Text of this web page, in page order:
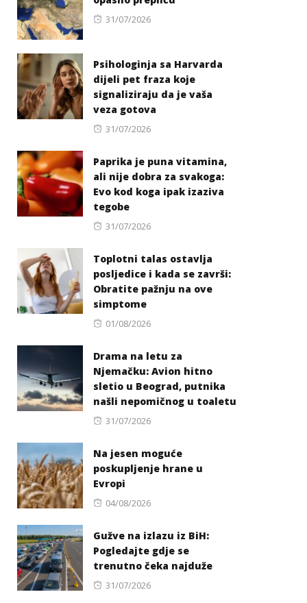
Posted
31/07/2026
Psihologinja sa Harvarda
dijeli pet fraza koje
signaliziraju da je vaša
veza gotova
Posted
31/07/2026
Paprika je puna vitamina,
ali nije dobra za svakoga:
Evo kod koga ipak izaziva
tegobe
Posted
31/07/2026
Toplotni talas ostavlja
posljedice i kada se završi:
Obratite pažnju na ove
simptome
Posted
01/08/2026
Drama na letu za
Njemačku: Avion hitno
sletio u Beograd, putnika
našli nepomičnog u toaletu
Posted
31/07/2026
Na jesen moguće
poskupljenje hrane u
Evropi
Posted
04/08/2026
Gužve na izlazu iz BiH:
Pogledajte gdje se
trenutno čeka najduže
Posted
31/07/2026